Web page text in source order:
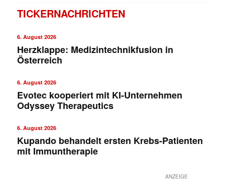
TICKERNACHRICHTEN
6. August 2026
Herzklappe: Medizintechnikfusion in
Österreich
6. August 2026
Evotec kooperiert mit KI-Unternehmen
Odyssey Therapeutics
6. August 2026
Kupando behandelt ersten Krebs-Patienten
mit Immuntherapie
ANZEIGE